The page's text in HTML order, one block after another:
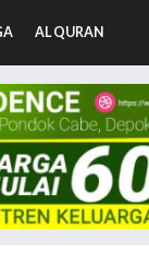
AL QURAN